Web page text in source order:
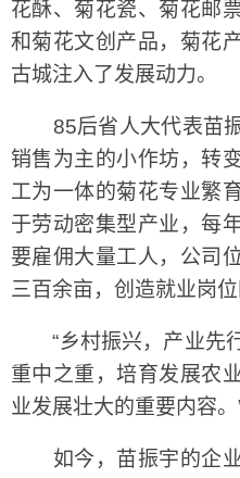
花酥、菊花瓷、菊花邮
和菊花文创产品，菊花
古城注入了发展动力。
85后省人大代表苗振
销售为主的小作坊，转
工为一体的菊花专业繁
于劳动密集型产业，每
要雇佣大量工人，公司
三百余亩，创造就业岗位
“乡村振兴，产业先
重中之重，培育发展农
业发展壮大的重要内容。
如今，苗振宇的企业